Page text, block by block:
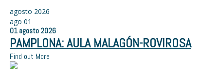
agosto 2026
ago 01
01 agosto 2026
PAMPLONA: AULA MALAGÓN-ROVIROSA
Find out More